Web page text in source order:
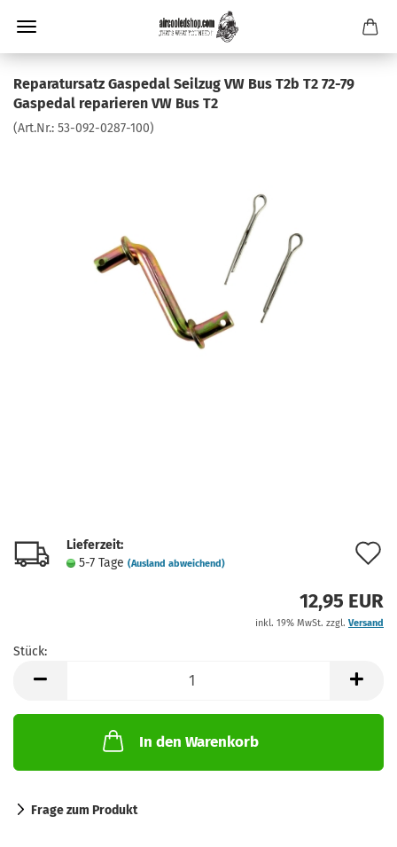
Reparatursatz Gaspedal Seilzug VW Bus T2b T2 72-79
Gaspedal reparieren VW Bus T2
(Art.Nr.: 53-092-0287-100)
Lieferzeit:
5-7 Tage (Ausland abweichend)
12,95 EUR
inkl. 19% MwSt. zzgl. Versand
Stück:
In den Warenkorb
Frage zum Produkt